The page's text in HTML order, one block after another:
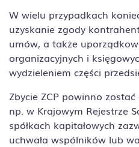
W wielu przypadkach
uzyskanie zgody
umów, a także
organizacyjnych i
wydzieleniem części
Zbycie ZCP powinno
np. w Krajowym Rejestrze
spółkach kapitałowych
uchwała wspólników lub